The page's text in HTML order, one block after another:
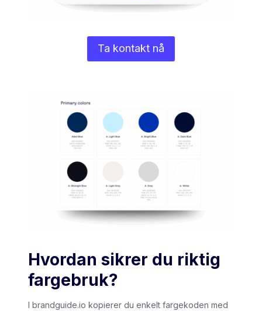
Ta kontakt nå
Hvordan sikrer du riktig
fargebruk?
I brandguide.io kopierer du enkelt fargekoden med